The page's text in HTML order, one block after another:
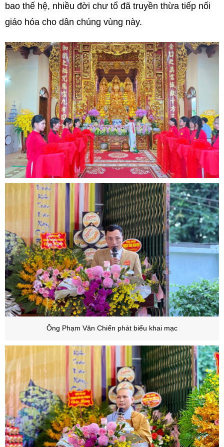
bao thế hệ, nhiều đời chư tổ đã truyền thừa tiếp nối
giáo hóa cho dân chúng vùng này.
Ông Phạm Văn Chiến phát biểu khai mạc